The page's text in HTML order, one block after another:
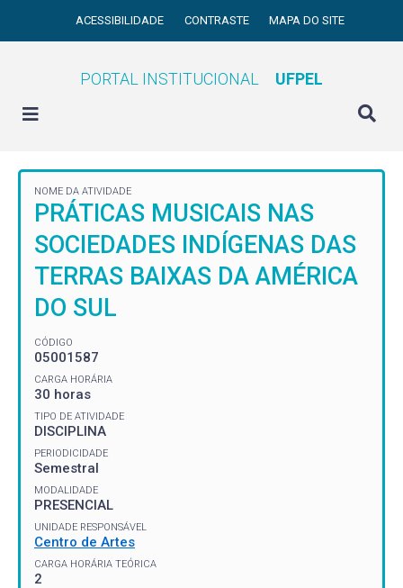
ACESSIBILIDADE CONTRASTE MAPA DO SITE
PORTAL INSTITUCIONAL UFPEL
NOME DA ATIVIDADE
PRÁTICAS MUSICAIS NAS
SOCIEDADES INDÍGENAS DAS
TERRAS BAIXAS DA AMÉRICA
DO SUL
CÓDIGO
05001587
CARGA HORÁRIA
30 horas
TIPO DE ATIVIDADE
DISCIPLINA
PERIODICIDADE
Semestral
MODALIDADE
PRESENCIAL
UNIDADE RESPONSÁVEL
Centro de Artes
CARGA HORÁRIA TEÓRICA
2